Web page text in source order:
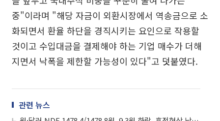
중"이라며 "해당 자금이 외환시장에서 역송금으로 소
화되면서 환율 하단을 경직시키는 요인으로 작용할
것이고 수입대금을 결제해야 하는 기업 매수가 더해
지면서 낙폭을 제한할 가능성이 있다"고 덧붙였다.
관련 뉴스